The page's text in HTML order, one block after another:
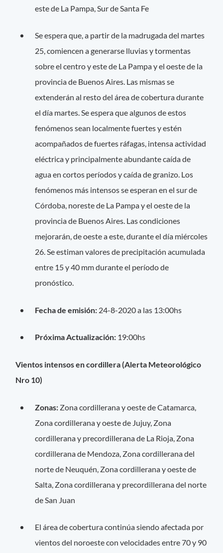
este de La Pampa, Sur de Santa Fe
Se espera que, a partir de la madrugada del martes
25, comiencen a generarse lluvias y tormentas
sobre el centro y este de La Pampa y el oeste de la
provincia de Buenos Aires. Las mismas se
extenderán al resto del área de cobertura durante
el día martes. Se espera que algunos de estos
fenómenos sean localmente fuertes y estén
acompañados de fuertes ráfagas, intensa actividad
eléctrica y principalmente abundante caída de
agua en cortos períodos y caída de granizo. Los
fenómenos más intensos se esperan en el sur de
Córdoba, noreste de La Pampa y el oeste de la
provincia de Buenos Aires. Las condiciones
mejorarán, de oeste a este, durante el día miércoles
26. Se estiman valores de precipitación acumulada
entre 15 y 40 mm durante el período de
pronóstico.
Fecha de emisión: 24-8-2020 a las 13:00hs
Próxima Actualización: 19:00hs
Vientos intensos en cordillera (Alerta Meteorológico
Nro 10)
Zonas: Zona cordillerana y oeste de Catamarca,
Zona cordillerana y oeste de Jujuy, Zona
cordillerana y precordillerana de La Rioja, Zona
cordillerana de Mendoza, Zona cordillerana del
norte de Neuquén, Zona cordillerana y oeste de
Salta, Zona cordillerana y precordillerana del norte
de San Juan
El área de cobertura continúa siendo afectada por
vientos del noroeste con velocidades entre 70 y 90